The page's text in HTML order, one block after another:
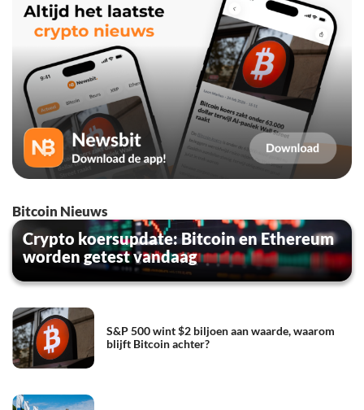
Bitcoin Nieuws
Crypto koersupdate: Bitcoin en Ethereum
worden getest vandaag
S&P 500 wint $2 biljoen aan waarde, waarom
blijft Bitcoin achter?